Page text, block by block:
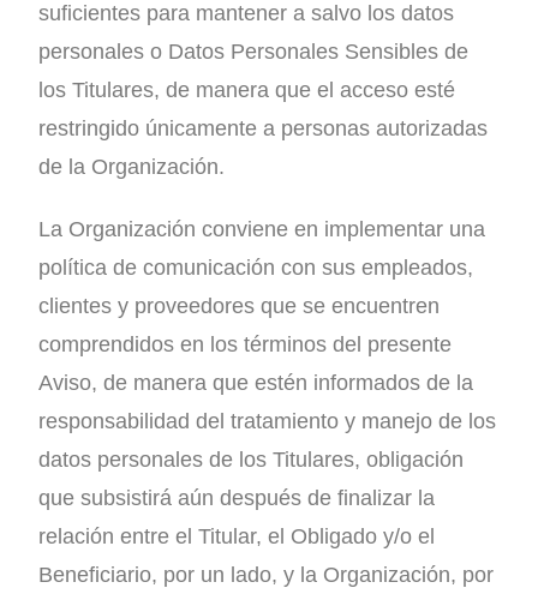
suficientes para mantener a salvo los datos
personales o Datos Personales Sensibles de
los Titulares, de manera que el acceso esté
restringido únicamente a personas autorizadas
de la Organización.
La Organización conviene en implementar una
política de comunicación con sus empleados,
clientes y proveedores que se encuentren
comprendidos en los términos del presente
Aviso, de manera que estén informados de la
responsabilidad del tratamiento y manejo de los
datos personales de los Titulares, obligación
que subsistirá aún después de finalizar la
relación entre el Titular, el Obligado y/o el
Beneficiario, por un lado, y la Organización, por